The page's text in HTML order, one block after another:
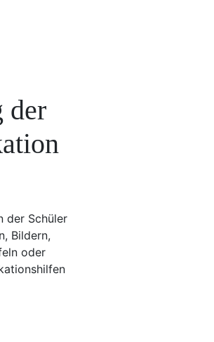
der
der Schüler
Bildern,
oder